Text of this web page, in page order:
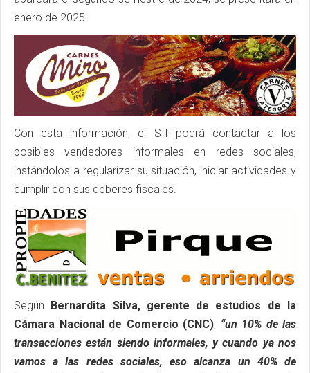
enero de 2025.
Con esta información, el SII podrá contactar a los
posibles vendedores informales en redes sociales,
instándolos a regularizar su situación, iniciar actividades y
cumplir con sus deberes fiscales.
Según
Bernardita Silva, gerente de estudios de la
Cámara Nacional de Comercio (CNC), “un 10% de las
transacciones están siendo informales, y cuando ya nos
vamos a las redes sociales, eso alcanza un 40% de